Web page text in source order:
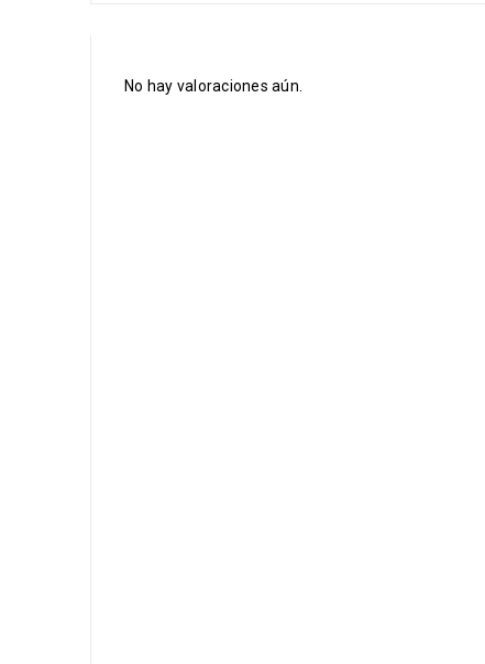
No hay valoraciones aún.